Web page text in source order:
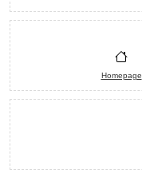
Homepage